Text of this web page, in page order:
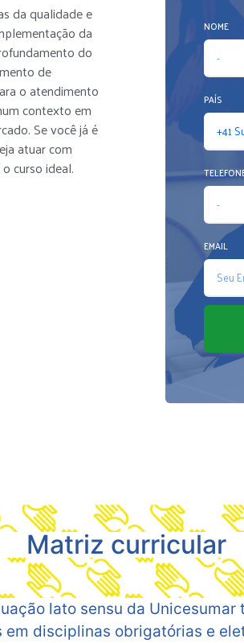
da qualidade e
da
do
de
o atendimento
contexto em
Se você já é
atuar com
curso ideal.
NOME
PAÍS
EMAIL
Matriz curricular
lato sensu da Unicesumar
disciplinas obrigatórias e